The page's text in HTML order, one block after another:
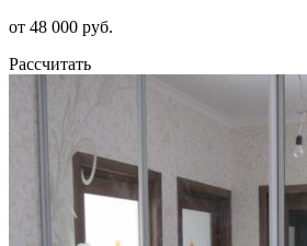
от 48 000 руб.
Рассчитать